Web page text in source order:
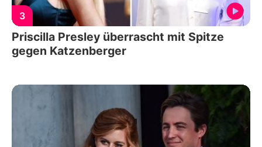
3
Priscilla Presley überrascht mit Spitze
gegen Katzenberger